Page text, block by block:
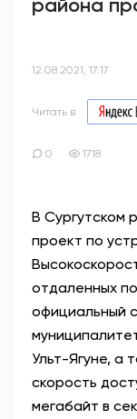
района
12.08.2021, 17:17
Читать в
0 1718
В Сургутском
проект по
отдаленных
официальный
Ульт-Ягуне, а
скорость
мегабайт в